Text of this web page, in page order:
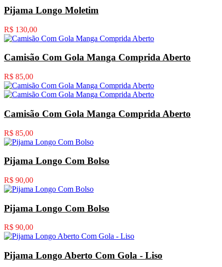
Pijama Longo Moletim
R$ 130,00
Camisão Com Gola Manga Comprida Aberto
R$ 85,00
Camisão Com Gola Manga Comprida Aberto
R$ 85,00
Pijama Longo Com Bolso
R$ 90,00
Pijama Longo Com Bolso
R$ 90,00
Pijama Longo Aberto Com Gola - Liso